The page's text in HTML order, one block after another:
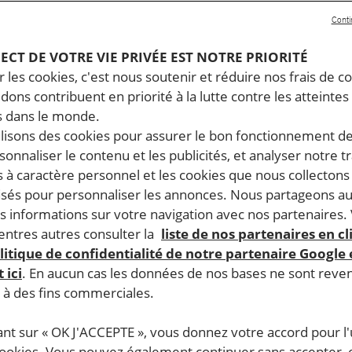
Amnesty International analyse dans son rapport annuel
humains dans le monde. Un an d’enquête, 144
ce qu’il faut savoir sur les droits humains en
et le débat public et ont continué de réprimer la
d’une surveillance, ont été la cible d’opérations
ainsi que d’autres membres de la société civile ont
dans des termes vagues. Ces groupes ont
de l’égalité des genres et restreint la liberté
appliquée dans le pays. La capacité de production
poursuivi sa hausse. Les groupes ethniques,
spéciales de Hong Kong et de Macao, la
DE VOTRE VIE PRIVÉE EST NOTRE PRIORITÉ
les cookies, c'est nous soutenir et réduire nos frais de
contribuent en priorité à la lutte contre les
dans le monde.
des cookies pour assurer le bon fonctionnement
le contenu et les publicités, et analyser notre
à caractère personnel et les cookies que nous
pour personnaliser les annonces. Nous partageons
informations sur votre navigation avec nos partenaires.
autres consulter la liste de nos partenaires en
de confidentialité de notre partenaire Google
ici. En aucun cas les données de nos bases ne sont
des fins commerciales.
sur « OK J'ACCEPTE », vous donnez votre accord pour